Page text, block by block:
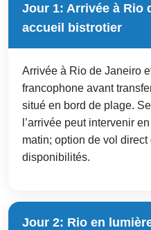
Jour 1: Arrivée à Rio
accueil bistrotier
Arrivée à Rio de Janeiro
francophone avant
situé en bord de plage.
l’arrivée peut intervenir
matin; option de vol
disponibilités.
Jour 2: Rio en